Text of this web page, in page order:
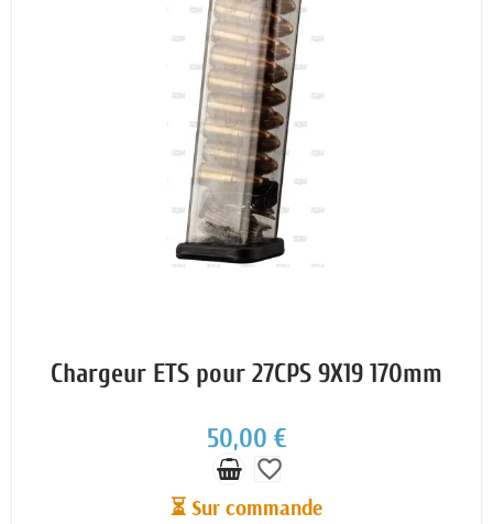
Chargeur ETS pour 27CPS 9X19 170mm
50,00 €
favorite_border
⏳ Sur commande